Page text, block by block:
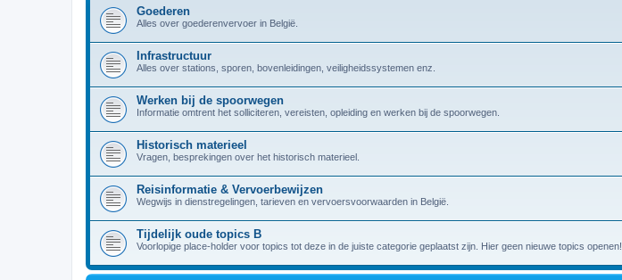
Goederen
Alles over goederenvervoer in België.
Infrastructuur
Alles over stations, sporen, bovenleidingen, veiligheidssystemen enz.
Werken bij de spoorwegen
Informatie omtrent het solliciteren, vereisten, opleiding en werken bij de spoorwegen.
Historisch materieel
Vragen, besprekingen over het historisch materieel.
Reisinformatie & Vervoerbewijzen
Wegwijs in dienstregelingen, tarieven en vervoersvoorwaarden in België.
Tijdelijk oude topics B
Voorlopige place-holder voor topics tot deze in de juiste categorie geplaatst zijn. Hier geen nieuwe topics openen!